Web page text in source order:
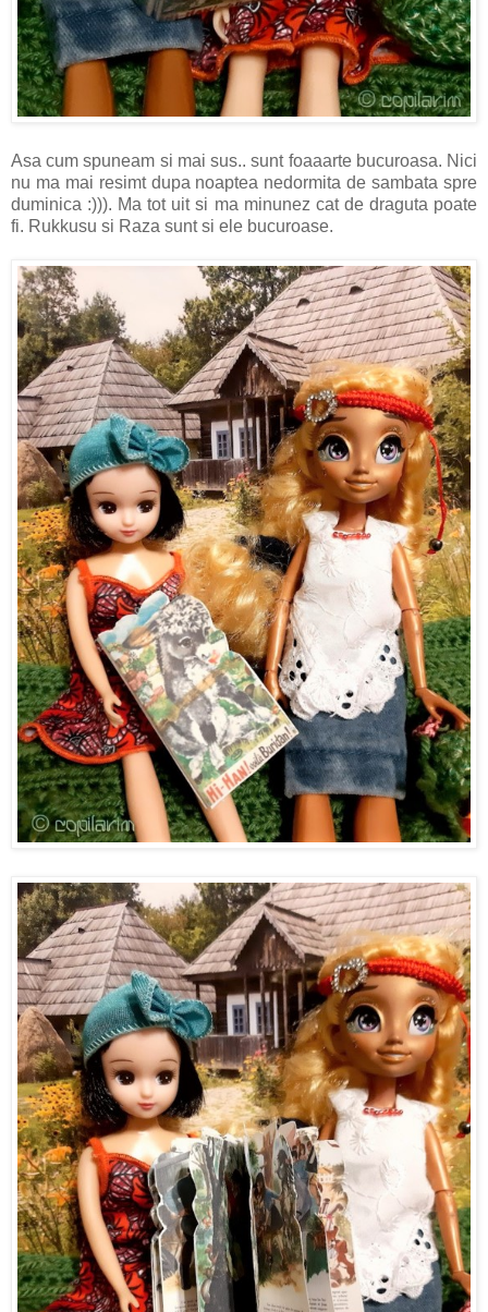
Asa cum spuneam si mai sus.. sunt foaaarte bucuroasa. Nici
nu ma mai resimt dupa noaptea nedormita de sambata spre
duminica :))). Ma tot uit si ma minunez cat de draguta poate
fi. Rukkusu si Raza sunt si ele bucuroase.